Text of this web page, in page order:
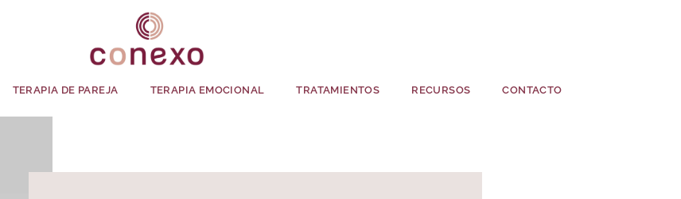
TERAPIA DE PAREJA TERAPIA EMOCIONAL TRATAMIENTOS RECURSOS CONTACTO